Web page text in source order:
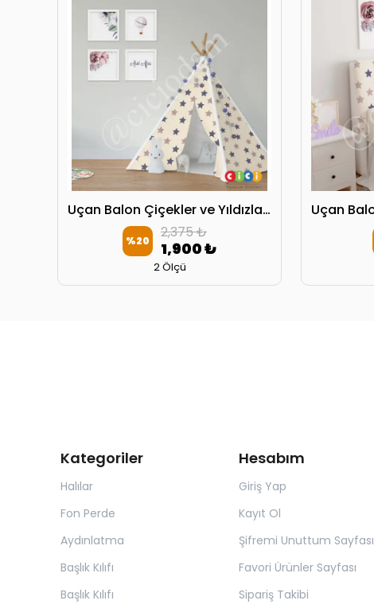
Uçan Balon Çiçekler ve Yıldızlar Oyun Çadırı
%20 2,375 ₺
1,900 ₺
2 Ölçü
Kategoriler
Halılar
Fon Perde
Aydınlatma
Başlık Kılıfı
Başlık Kılıfı
Hesabım
Giriş Yap
Kayıt Ol
Şifremi Unuttum Sayfası
Favori Ürünler Sayfası
Sipariş Takibi